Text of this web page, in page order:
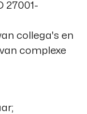
27001-
collega's en
complexe